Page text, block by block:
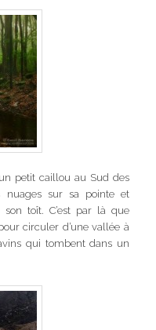
petit caillou au Sud des
nuages sur sa pointe et
son toît. C’est par là que
circuler d’une vallée à
qui tombent dans un